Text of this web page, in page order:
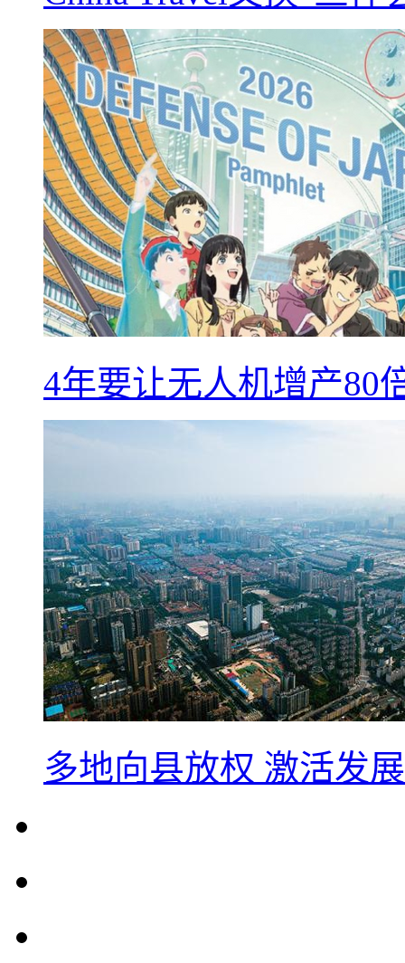
4年要让无人机增产80
多地向县放权 激活发